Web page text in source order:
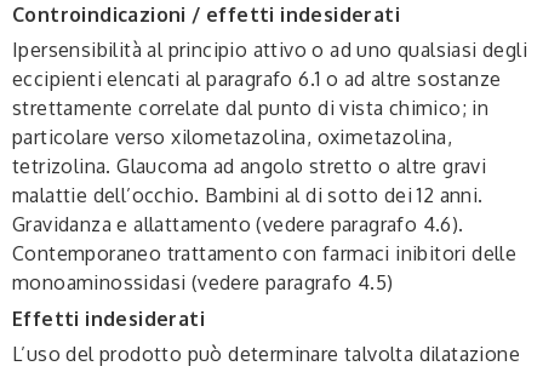
Controindicazioni / effetti indesiderati
Ipersensibilità al principio attivo o ad uno qualsiasi degli
eccipienti elencati al paragrafo 6.1 o ad altre sostanze
strettamente correlate dal punto di vista chimico; in
particolare verso xilometazolina, oximetazolina,
tetrizolina. Glaucoma ad angolo stretto o altre gravi
malattie dell’occhio. Bambini al di sotto dei 12 anni.
Gravidanza e allattamento (vedere paragrafo 4.6).
Contemporaneo trattamento con farmaci inibitori delle
monoaminossidasi (vedere paragrafo 4.5)
Effetti indesiderati
L’uso del prodotto può determinare talvolta dilatazione